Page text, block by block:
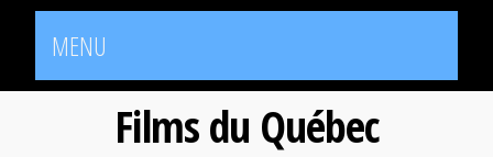
MENU
Films du Québec